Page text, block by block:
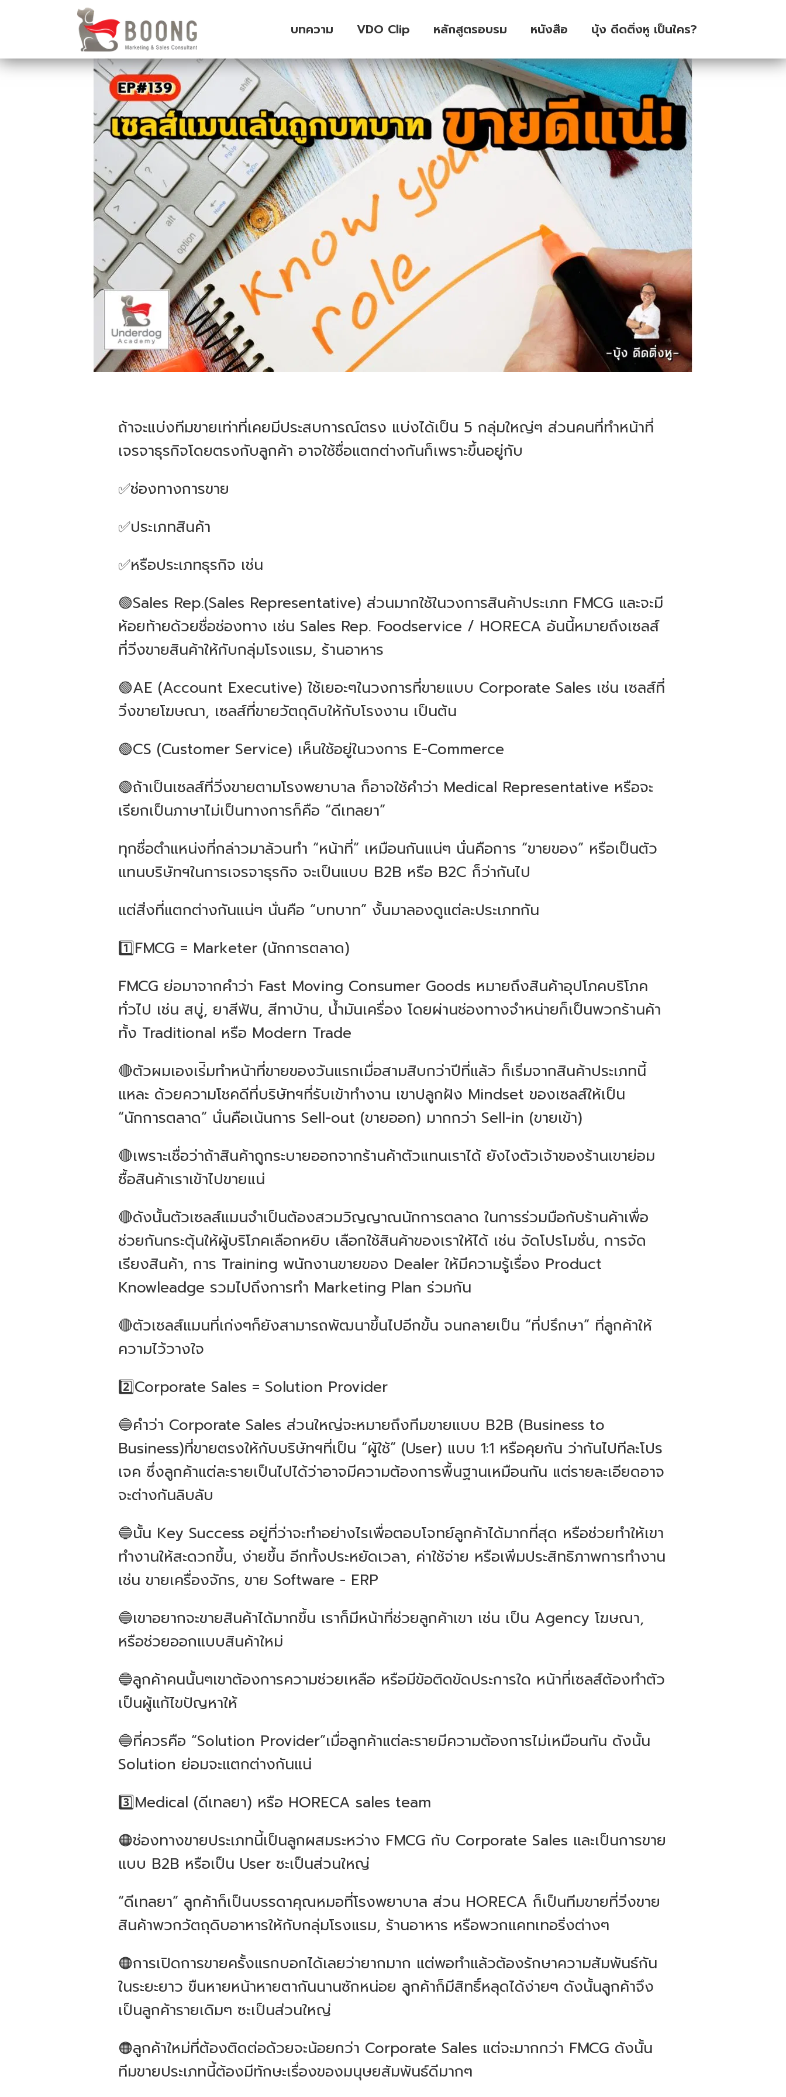
บทความ VDO Clip หลักสูตรอบรม หนังสือ บุ้ง ดีดติ่งหู เป็นใคร?
ถ้าจะแบ่งทีมขายเท่าที่เคยมีประสบการณ์ตรง แบ่งได้เป็น 5 กลุ่มใหญ่ๆ ส่วนคนที่ทำหน้าที่
เจรจาธุรกิจโดยตรงกับลูกค้า อาจใช้ชื่อแตกต่างกันก็เพราะขึ้นอยู่กับ
✅ช่องทางการขาย
✅ประเภทสินค้า
✅หรือประเภทธุรกิจ เช่น
🟢Sales Rep.(Sales Representative) ส่วนมากใช้ในวงการสินค้าประเภท FMCG และจะมี
ห้อยท้ายด้วยชื่อช่องทาง เช่น Sales Rep. Foodservice / HORECA อันนี้หมายถึงเซลส์
ที่วิ่งขายสินค้าให้กับกลุ่มโรงแรม, ร้านอาหาร
🟢AE (Account Executive) ใช้เยอะๆในวงการที่ขายแบบ Corporate Sales เช่น เซลส์ที่
วิ่งขายโฆษณา, เซลส์ที่ขายวัตถุดิบให้กับโรงงาน เป็นต้น
🟢CS (Customer Service) เห็นใช้อยู่ในวงการ E-Commerce
🟢ถ้าเป็นเซลส์ที่วิ่งขายตามโรงพยาบาล ก็อาจใช้คำว่า Medical Representative หรือจะ
เรียกเป็นภาษาไม่เป็นทางการก็คือ “ดีเทลยา”
ทุกชื่อตำแหน่งที่กล่าวมาล้วนทำ “หน้าที่” เหมือนกันแน่ๆ นั่นคือการ “ขายของ” หรือเป็นตัว
แทนบริษัทฯในการเจรจาธุรกิจ จะเป็นแบบ B2B หรือ B2C ก็ว่ากันไป
แต่สิ่งที่แตกต่างกันแน่ๆ นั่นคือ “บทบาท” งั้นมาลองดูแต่ละประเภทกัน
1️⃣FMCG = Marketer (นักการตลาด)
FMCG ย่อมาจากคำว่า Fast Moving Consumer Goods หมายถึงสินค้าอุปโภคบริโภค
ทั่วไป เช่น สบู่, ยาสีฟัน, สีทาบ้าน, น้ำมันเครื่อง โดยผ่านช่องทางจำหน่ายก็เป็นพวกร้านค้า
ทั้ง Traditional หรือ Modern Trade
🔴ตัวผมเองเร่ิมทำหน้าที่ขายของวันแรกเมื่อสามสิบกว่าปีที่แล้ว ก็เริ่มจากสินค้าประเภทนี้
แหละ ด้วยความโชคดีที่บริษัทฯที่รับเข้าทำงาน เขาปลูกฝัง Mindset ของเซลส์ให้เป็น
“นักการตลาด” นั่นคือเน้นการ Sell-out (ขายออก) มากกว่า Sell-in (ขายเข้า)
🔴เพราะเชื่อว่าถ้าสินค้าถูกระบายออกจากร้านค้าตัวแทนเราได้ ยังไงตัวเจ้าของร้านเขาย่อม
ซื้อสินค้าเราเข้าไปขายแน่
🔴ดังนั้นตัวเซลส์แมนจำเป็นต้องสวมวิญญาณนักการตลาด ในการร่วมมือกับร้านค้าเพื่อ
ช่วยกันกระตุ้นให้ผู้บริโภคเลือกหยิบ เลือกใช้สินค้าของเราให้ได้ เช่น จัดโปรโมชั่น, การจัด
เรียงสินค้า, การ Training พนักงานขายของ Dealer ให้มีความรู้เรื่อง Product
Knowleadge รวมไปถึงการทำ Marketing Plan ร่วมกัน
🔴ตัวเซลส์แมนที่เก่งๆก็ยังสามารถพัฒนาขึ้นไปอีกขั้น จนกลายเป็น “ที่ปรึกษา” ที่ลูกค้าให้
ความไว้วางใจ
2️⃣Corporate Sales = Solution Provider
🔵คำว่า Corporate Sales ส่วนใหญ่จะหมายถึงทีมขายแบบ B2B (Business to
Business)ที่ขายตรงให้กับบริษัทฯที่เป็น “ผู้ใช้” (User) แบบ 1:1 หรือคุยกัน ว่ากันไปทีละโปร
เจค ซึ่งลูกค้าแต่ละรายเป็นไปได้ว่าอาจมีความต้องการพื้นฐานเหมือนกัน แต่รายละเอียดอาจ
จะต่างกันลิบลับ
🔵นั้น Key Success อยู่ที่ว่าจะทำอย่างไรเพื่อตอบโจทย์ลูกค้าได้มากที่สุด หรือช่วยทำให้เขา
ทำงานให้สะดวกขึ้น, ง่ายขึ้น อีกทั้งประหยัดเวลา, ค่าใช้จ่าย หรือเพิ่มประสิทธิภาพการทำงาน
เช่น ขายเครื่องจักร, ขาย Software - ERP
🔵เขาอยากจะขายสินค้าได้มากขึ้น เราก็มีหน้าที่ช่วยลูกค้าเขา เช่น เป็น Agency โฆษณา,
หรือช่วยออกแบบสินค้าใหม่
🔵ลูกค้าคนนั้นๆเขาต้องการความช่วยเหลือ หรือมีข้อติดขัดประการใด หน้าที่เซลส์ต้องทำตัว
เป็นผู้แก้ไขปัญหาให้
🔵ที่ควรคือ “Solution Provider”เมื่อลูกค้าแต่ละรายมีความต้องการไม่เหมือนกัน ดังนั้น
Solution ย่อมจะแตกต่างกันแน่
3️⃣Medical (ดีเทลยา) หรือ HORECA sales team
🟠ช่องทางขายประเภทนี้เป็นลูกผสมระหว่าง FMCG กับ Corporate Sales และเป็นการขาย
แบบ B2B หรือเป็น User ซะเป็นส่วนใหญ่
“ดีเทลยา” ลูกค้าก็เป็นบรรดาคุณหมอที่โรงพยาบาล ส่วน HORECA ก็เป็นทีมขายที่วิ่งขาย
สินค้าพวกวัตถุดิบอาหารให้กับกลุ่มโรงแรม, ร้านอาหาร หรือพวกแคทเทอริ่งต่างๆ
🟠การเปิดการขายครั้งแรกบอกได้เลยว่ายากมาก แต่พอทำแล้วต้องรักษาความสัมพันธ์กัน
ในระยะยาว ขืนหายหน้าหายตากันนานซักหน่อย ลูกค้าก็มีสิทธิ์หลุดได้ง่ายๆ ดังนั้นลูกค้าจึง
เป็นลูกค้ารายเดิมๆ ซะเป็นส่วนใหญ่
🟠ลูกค้าใหม่ที่ต้องติดต่อด้วยจะน้อยกว่า Corporate Sales แต่จะมากกว่า FMCG ดังนั้น
ทีมขายประเภทนี้ต้องมีทักษะเรื่องของมนุษยสัมพันธ์ดีมากๆ